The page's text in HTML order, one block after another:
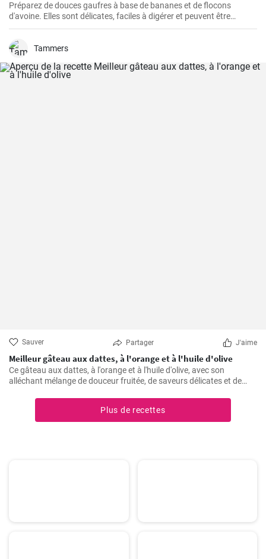
Préparez de douces gaufres à base de bananes et de flocons
d'avoine. Elles sont délicates, faciles à digérer et peuvent être
servies par exemple avec des myrtilles fraîches et du sirop de
Tammers
Sauver Partager J'aime
Meilleur gâteau aux dattes, à l'orange et à l'huile d'olive
Ce gâteau aux dattes, à l'orange et à l'huile d'olive, avec son
alléchant mélange de douceur fruitée, de saveurs délicates et de
spéciale.
Plus de recettes